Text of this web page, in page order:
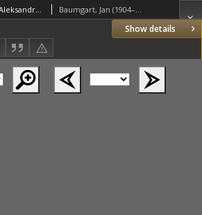
Show details
Działalność bibliotekarska Aleksandra Birkenmajera Baumgart, Jan (1904–1989)